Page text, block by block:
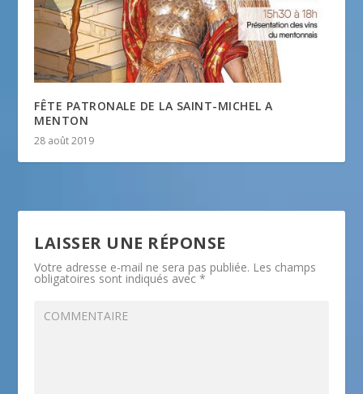
FÊTE PATRONALE DE LA SAINT-MICHEL A
MENTON
28 août 2019
LAISSER UNE RÉPONSE
Votre adresse e-mail ne sera pas publiée. Les champs
obligatoires sont indiqués avec*